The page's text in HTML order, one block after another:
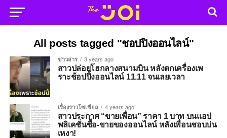
All posts tagged "ชอปปิงออนไลน์"
ข่าวสาร 3 years ago
สาวปล่อยโฮกลางสนามบิน หลังตกเครื่องเพ
ราะช้อปปิ้งออนไลน์ 11.11 จนเลยเวลา
เรื่องราวโซเชียล 4 years ago
สาวประกาศ “ขายเพื่อน” ราคา 1 บาท บนแอป
พลิเคชั่นซื้อ-ขายของออนไลน์ หลังเพื่อนชอบบ่น
เหงา!